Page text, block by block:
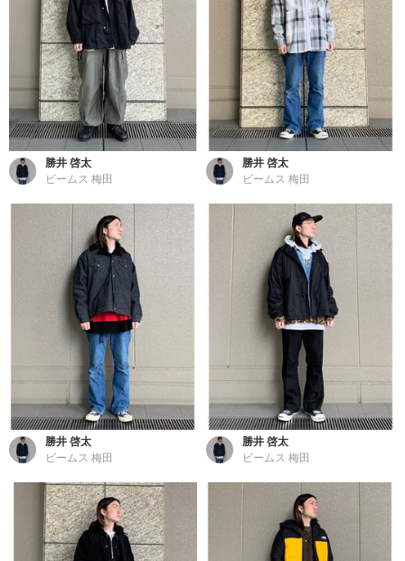
勝井 啓太
ビームス 梅田
勝井 啓太
ビームス 梅田
勝井 啓太
ビームス 梅田
勝井 啓太
ビームス 梅田